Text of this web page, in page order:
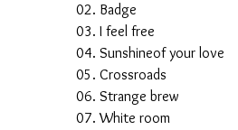
02. Badge
03. I feel free
04. Sunshineof your love
05. Crossroads
06. Strange brew
07. White room